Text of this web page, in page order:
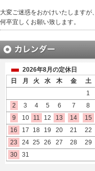
大変ご迷惑をおかけいたしますが、
何卒宜しくお願い致します。
2026年8月の定休日
日
月 火 水 木 金
土
1
2
3 4 5 6 7
8
9
10 11 12 13 14
15
16
17 18 19 20 21
22
23
24 25 26 27 28
29
30
31